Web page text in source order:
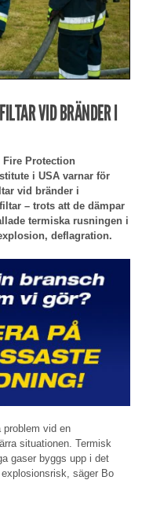
VID BRÄNDER I
Fire Protection
i USA varnar för
vid bränder i
– trots att de dämpar
termiska rusningen i
deflagration.
problem vid en
situationen. Termisk
gaser byggs upp i det
säger Bo